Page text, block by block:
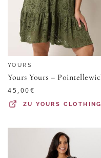
YOURS
45,00€
ZUYOURS CLOTHING